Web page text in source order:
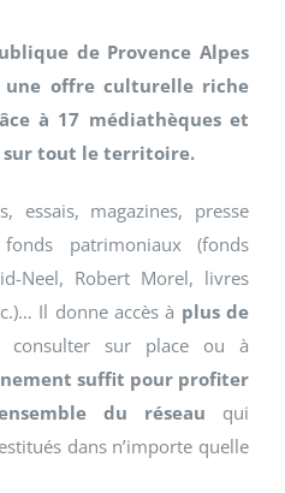
de Provence Alpes
une offre culturelle riche
à 17 médiathèques et
tout le territoire.
essais, magazines, presse
patrimoniaux (fonds
Neel, Robert Morel, livres
Il donne accès à plus de
consulter sur place ou à
suffit pour profiter
du réseau qui
dans n’importe quelle